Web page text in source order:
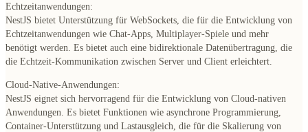
Echtzeitanwendungen:
NestJS bietet Unterstützung für WebSockets, die für die Entwicklung von
Echtzeitanwendungen wie Chat-Apps, Multiplayer-Spiele und mehr
benötigt werden. Es bietet auch eine bidirektionale Datenübertragung, die
die Echtzeit-Kommunikation zwischen Server und Client erleichtert.
Cloud-Native-Anwendungen:
NestJS eignet sich hervorragend für die Entwicklung von Cloud-nativen
Anwendungen. Es bietet Funktionen wie asynchrone Programmierung,
Container-Unterstützung und Lastausgleich, die für die Skalierung von